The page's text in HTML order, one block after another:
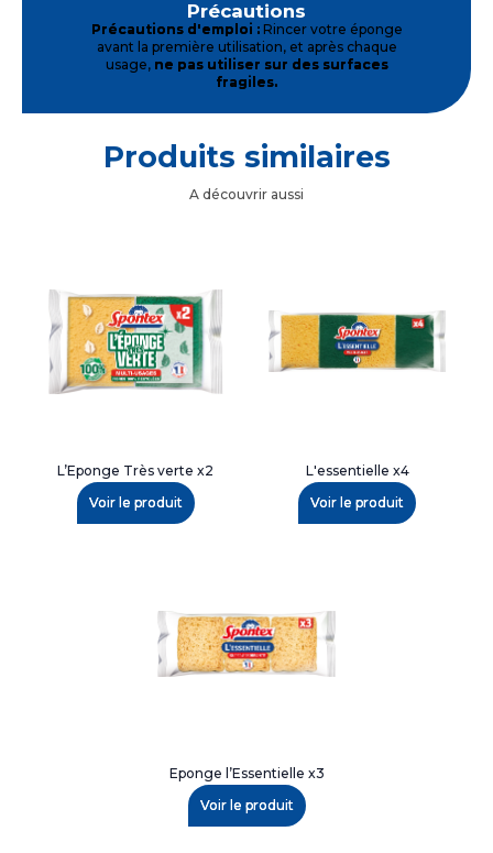
Précautions
Précautions d'emploi : Rincer votre éponge
avant la première utilisation, et après chaque
usage, ne pas utiliser sur des surfaces
fragiles.
Produits similaires
A découvrir aussi
L’Eponge Très verte x2
Voir le produit
L'essentielle x4
Voir le produit
Eponge l’Essentielle x3
Voir le produit